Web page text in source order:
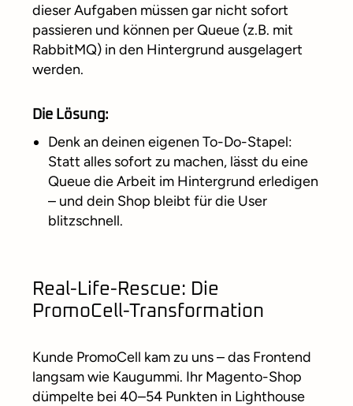
dieser Aufgaben müssen gar nicht sofort
passieren und können per Queue (z.B. mit
RabbitMQ) in den Hintergrund ausgelagert
werden.
Die Lösung:
Denk an deinen eigenen To-Do-Stapel:
Statt alles sofort zu machen, lässt du eine
Queue die Arbeit im Hintergrund erledigen
– und dein Shop bleibt für die User
blitzschnell.
Real-Life-Rescue: Die
PromoCell-Transformation
Kunde PromoCell kam zu uns – das Frontend
langsam wie Kaugummi. Ihr Magento-Shop
dümpelte bei 40–54 Punkten in Lighthouse